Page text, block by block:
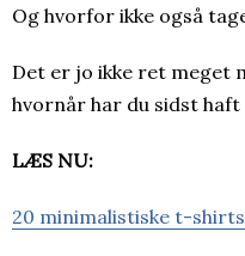
Og hvorfor ikke også
Det er jo ikke ret meget
hvornår har du sidst haft
LÆS NU:
20 minimalistiske t-